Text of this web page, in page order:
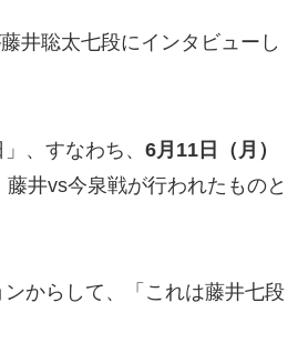
井聡太七段にインタビューし
、すなわち、 6月11日（月）
井vs今泉戦が行われたものと
からして、「これは藤井七段